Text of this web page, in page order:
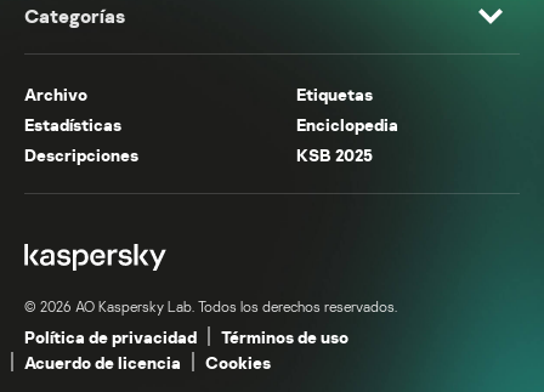
Categorías
Archivo
Etiquetas
Estadísticas
Enciclopedia
Descripciones
KSB 2025
© 2026 AO Kaspersky Lab. Todos los derechos reservados.
Política de privacidad
Términos de uso
Acuerdo de licencia
Cookies